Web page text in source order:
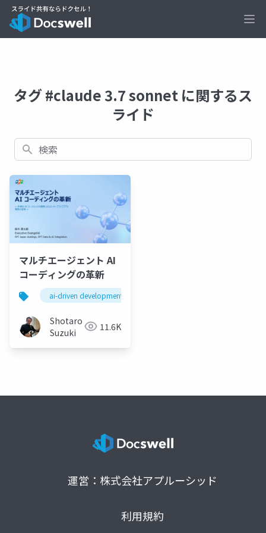
タグ #claude 3.7 sonnet に関するス
ライド
検索
マルチエージェント AI
コーディングの革新
ai-driven development
Shotaro
Suzuki
11.6K
運営：株式会社アプルーシッド
利用規約